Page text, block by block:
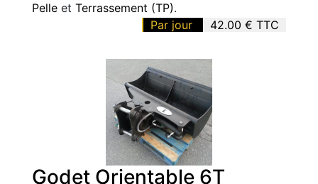
Pelle et Terrassement (TP).
Par jour
42.00 € TTC
Godet Orientable 6T